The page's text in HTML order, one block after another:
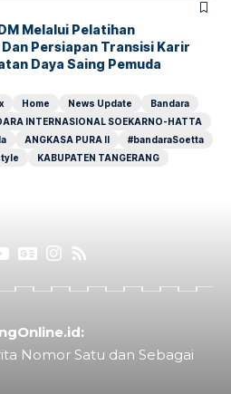
Melalui Pelatihan
Persiapan Transisi Karir
Daya Saing Pemuda
Home News Update
Bandara
INTERNASIONAL SOEKARNO-HATTA
ANGKASA PURA II
#bandaraSoetta
KABUPATEN TANGERANG
Nomor Satu dan Sebagai